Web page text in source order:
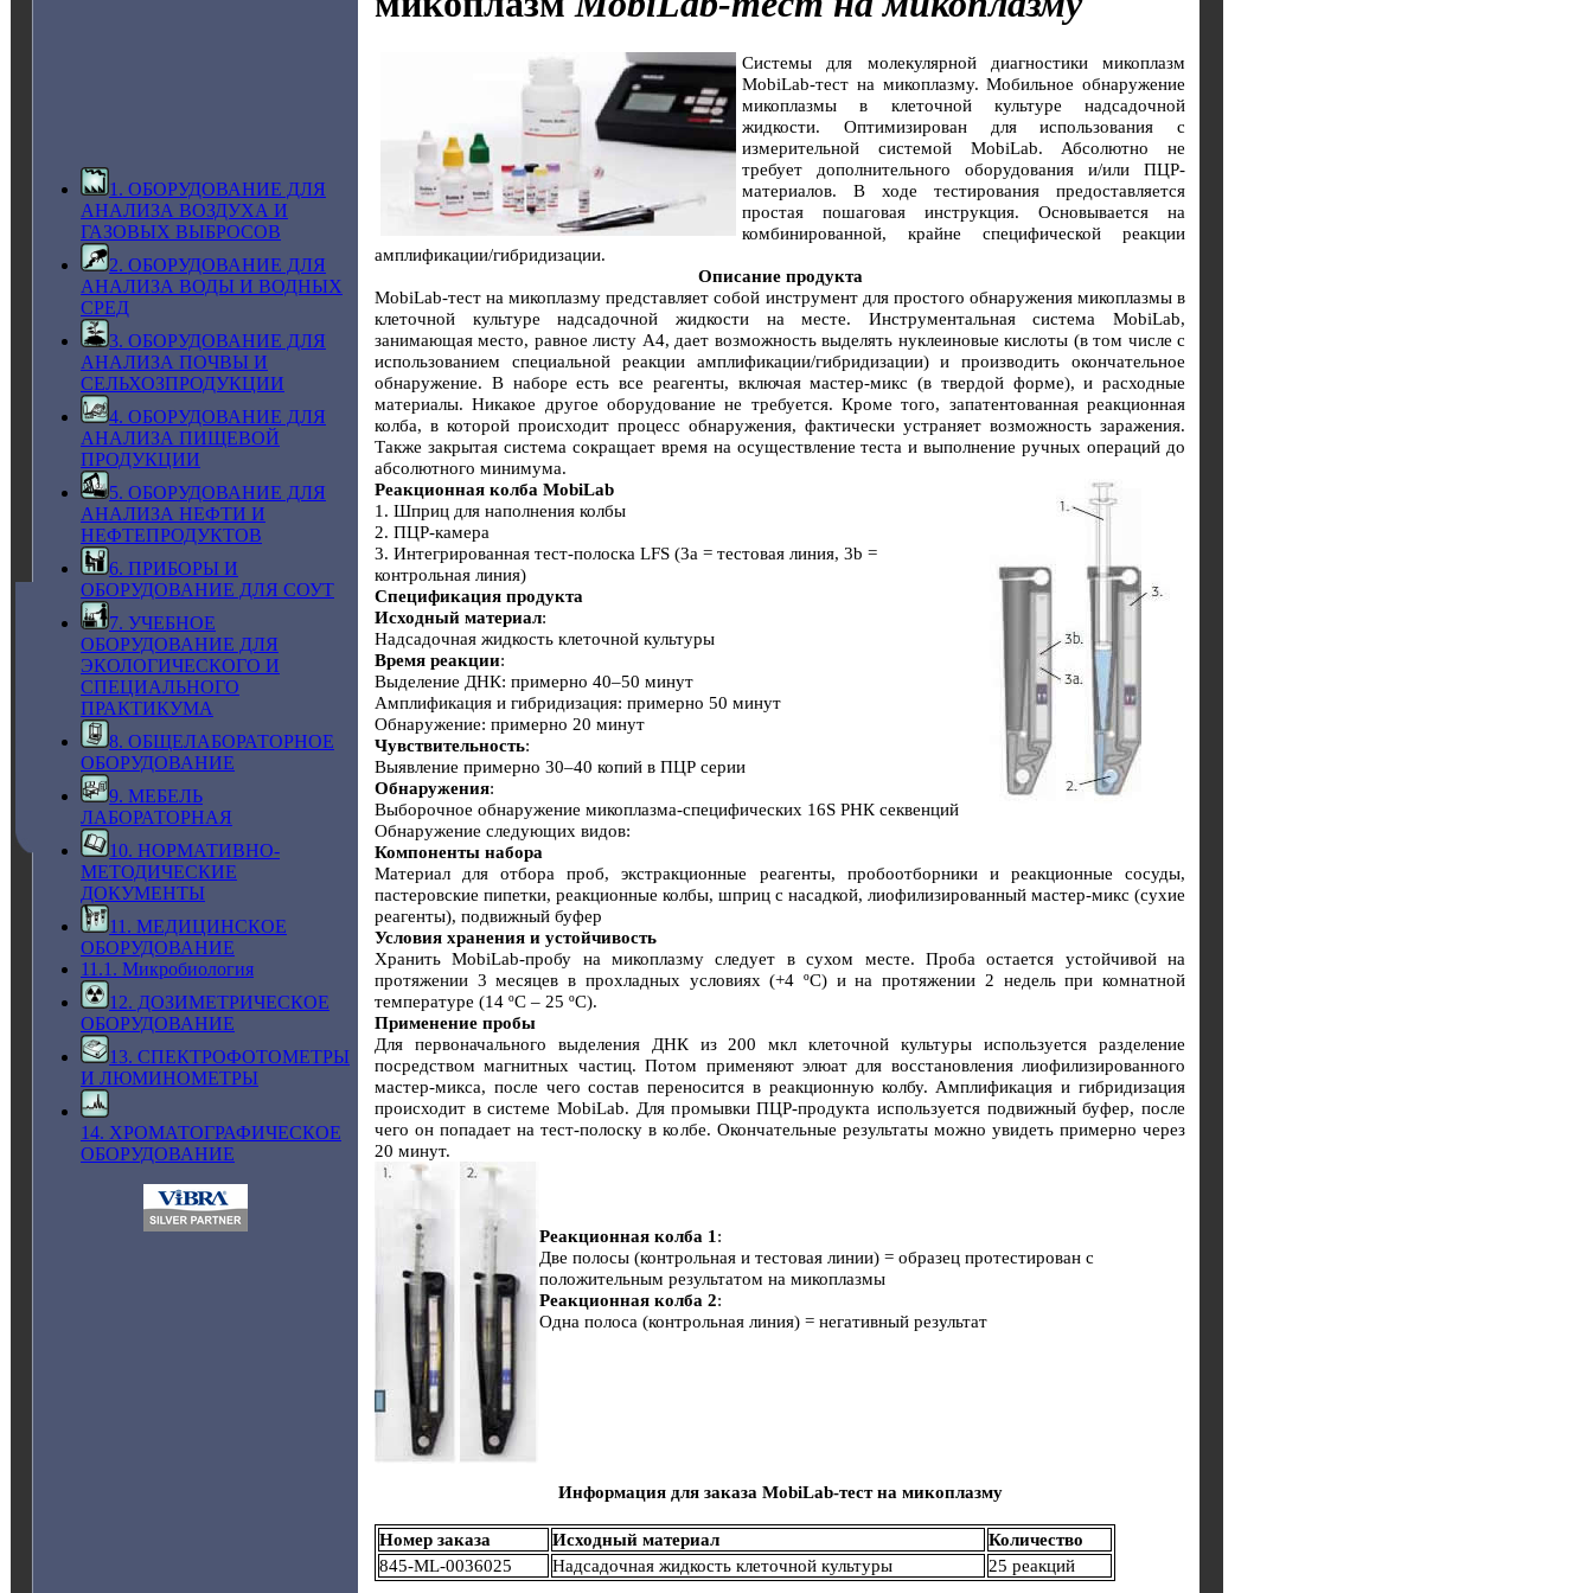
1. ОБОРУДОВАНИЕ ДЛЯ
АНАЛИЗА ВОЗДУХА И
ГАЗОВЫХ ВЫБРОСОВ
2. ОБОРУДОВАНИЕ ДЛЯ
АНАЛИЗА ВОДЫ И ВОДНЫХ
СРЕД
3. ОБОРУДОВАНИЕ ДЛЯ
АНАЛИЗА ПОЧВЫ И
СЕЛЬХОЗПРОДУКЦИИ
4. ОБОРУДОВАНИЕ ДЛЯ
АНАЛИЗА ПИЩЕВОЙ
ПРОДУКЦИИ
5. ОБОРУДОВАНИЕ ДЛЯ
АНАЛИЗА НЕФТИ И
НЕФТЕПРОДУКТОВ
6. ПРИБОРЫ И
ОБОРУДОВАНИЕ ДЛЯ СОУТ
7. УЧЕБНОЕ
ОБОРУДОВАНИЕ ДЛЯ
ЭКОЛОГИЧЕСКОГО И
СПЕЦИАЛЬНОГО
ПРАКТИКУМА
8. ОБЩЕЛАБОРАТОРНОЕ
ОБОРУДОВАНИЕ
9. МЕБЕЛЬ
ЛАБОРАТОРНАЯ
10. НОРМАТИВНО-
МЕТОДИЧЕСКИЕ
ДОКУМЕНТЫ
11. МЕДИЦИНСКОЕ
ОБОРУДОВАНИЕ
11.1. Микробиология
12. ДОЗИМЕТРИЧЕСКОЕ
ОБОРУДОВАНИЕ
13. СПЕКТРОФОТОМЕТРЫ
И ЛЮМИНОМЕТРЫ
14. ХРОМАТОГРАФИЧЕСКОЕ
ОБОРУДОВАНИЕ
Системы для молекулярной диагностики микоплазм
MobiLab-тест на микоплазму.Мобильное обнаружение
микоплазмы в клеточной культуре надсадочной
жидкости. Оптимизирован для использования с
измерительной системой MobiLab. Абсолютно не
требует дополнительного оборудования и/или ПЦР-
материалов. В ходе тестирования предоставляется
простая пошаговая инструкция. Основывается на
комбинированной, крайне специфической реакции
амплификации/гибридизации.
Описание продукта
MobiLab-тест на микоплазму представляет собой инструмент для простого обнаружения микоплазмы в
клеточной культуре надсадочной жидкости на месте. Инструментальная система MobiLab,
занимающая место, равное листу A4, дает возможность выделять нуклеиновые кислоты (в том числе с
использованием специальной реакции амплификации/гибридизации) и производить окончательное
обнаружение. В наборе есть все реагенты, включая мастер-микс (в твердой форме), и расходные
материалы. Никакое другое оборудование не требуется. Кроме того, запатентованная реакционная
колба, в которой происходит процесс обнаружения, фактически устраняет возможность заражения.
Также закрытая система сокращает время на осуществление теста и выполнение ручных операций до
абсолютного минимума.
Реакционная колба MobiLab
1. Шприц для наполнения колбы
2. ПЦР-камера
3. Интегрированная тест-полоска LFS (3a = тестовая линия, 3b =
контрольная линия)
Спецификация продукта
Исходный материал:
Надсадочная жидкость клеточной культуры
Время реакции:
Выделение ДНК: примерно 40–50 минут
Амплификация и гибридизация: примерно 50 минут
Обнаружение: примерно 20 минут
Чувствительность:
Выявление примерно 30–40 копий в ПЦР серии
Обнаружения:
Выборочное обнаружение микоплазма-специфических 16S РНК секвенций
Обнаружение следующих видов:
Компоненты набора
Материал для отбора проб, экстракционные реагенты, пробоотборники и реакционные сосуды,
пастеровские пипетки, реакционные колбы, шприц с насадкой, лиофилизированный мастер-микс (сухие
реагенты), подвижный буфер
Условия хранения и устойчивость
Хранить MobiLab-пробу на микоплазму следует в сухом месте. Проба остается устойчивой на
протяжении 3 месяцев в прохладных условиях (+4 ºC) и на протяжении 2 недель при комнатной
температуре (14 ºC – 25 ºC).
Применение пробы
Для первоначального выделения ДНК из 200 мкл клеточной культуры используется разделение
посредством магнитных частиц. Потом применяют элюат для восстановления лиофилизированного
мастер-микса, после чего состав переносится в реакционную колбу. Амплификация и гибридизация
происходит в системе MobiLab. Для промывки ПЦР-продукта используется подвижный буфер, после
чего он попадает на тест-полоску в колбе. Окончательные результаты можно увидеть примерно через
20 минут.
Реакционная колба 1 :
Две полосы (контрольная и тестовая линии) = образец протестирован с
положительным результатом на микоплазмы
Реакционная колба 2:
Одна полоса (контрольная линия) = негативный результат
Информация для заказа MobiLab-тест на микоплазму
Номер заказа Исходный материал
Количество
845-ML-0036025
Надсадочная жидкость клеточной культуры 25 реакций